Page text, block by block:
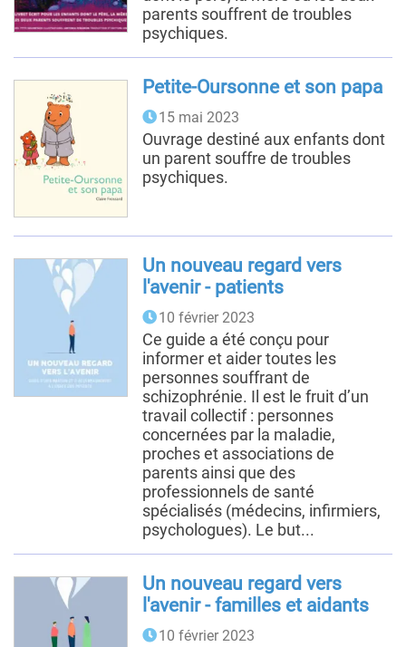
parents souffrent de troubles
psychiques.
Petite-Oursonne et son papa
15 mai 2023
Ouvrage destiné aux enfants dont
un parent souffre de troubles
psychiques.
Un nouveau regard vers
l'avenir - patients
10 février 2023
Ce guide a été conçu pour
informer et aider toutes les
personnes souffrant de
schizophrénie. Il est le fruit d’un
travail collectif : personnes
concernées par la maladie,
proches et associations de
parents ainsi que des
professionnels de santé
spécialisés (médecins, infirmiers,
psychologues). Le but...
Un nouveau regard vers
l'avenir - familles et aidants
10 février 2023